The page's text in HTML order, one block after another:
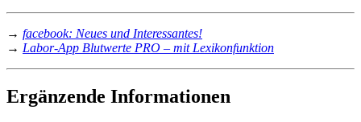
→ facebook: Neues und Interessantes!
→ Labor-App Blutwerte PRO – mit Lexikonfunktion
Ergänzende Informationen